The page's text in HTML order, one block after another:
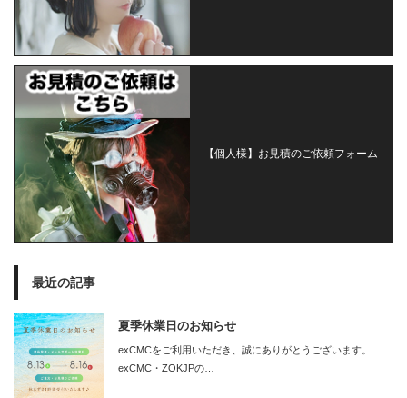
【個人様】お見積のご依頼フォーム
最近の記事
夏季休業日のお知らせ
exCMCをご利用いただき、誠にありがとうございます。
exCMC・ZOKJPの…